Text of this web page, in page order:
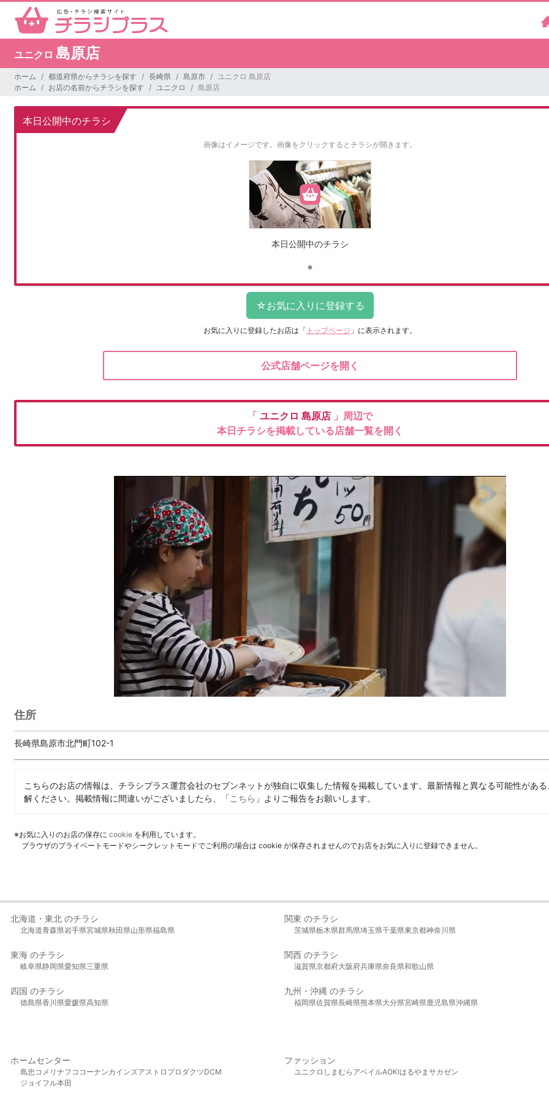
ユニクロ 島原店
ホーム 都道府県からチラシを探す 長崎県 島原市
ユニクロ 島原店
ホーム
お店の名前からチラシを探す ユニクロ 島原店
本日公開中のチラシ
画像はイメージです。 画像をクリックするとチラシが開きます。
本日公開中のチラシ
お気に入りに登録したお店は 「 トップページ 」に表示されます。
公式店舗ページを開く
「 ユニクロ 島原店 」周辺で
本日チラシを掲載している店舗一覧を開く
住所
長崎県島原市北門町102-1
こちらのお店の情報は、チラシプラス運営会社のセブンネットが独自に収集した情報を掲載しています。最新情報と異なる可能性があ
解ください。掲載情報に間違いがございましたら、「こちら 」よりご報告をお願いします。
※お気に入りのお店の保存に cookie を利用しています。
ブラウザのプライベートモードやシークレットモードでご利用の場合は cookie が保存されませんのでお店をお気に入りに登録できません。
北海道・東北 のチラシ
北海道青森県岩手県宮城県秋田県山形県福島県
関東 のチラシ
茨城県栃木県群馬県埼玉県千葉県東京都神奈川県
東海 のチラシ
岐阜県静岡県愛知県三重県
関西 のチラシ
滋賀県京都府大阪府兵庫県奈良県和歌山県
四国 のチラシ
徳島県香川県愛媛県高知県
九州・沖縄 のチラシ
福岡県佐賀県長崎県熊本県大分県宮崎県鹿児島県沖縄県
ホームセンター
島忠 コメリ ナフコ コーナンカインズアストロプロダクツDCM
ジョイフル本田
ファッション
ユニクロ しまむら アベイルAOKIはるやま サカゼン